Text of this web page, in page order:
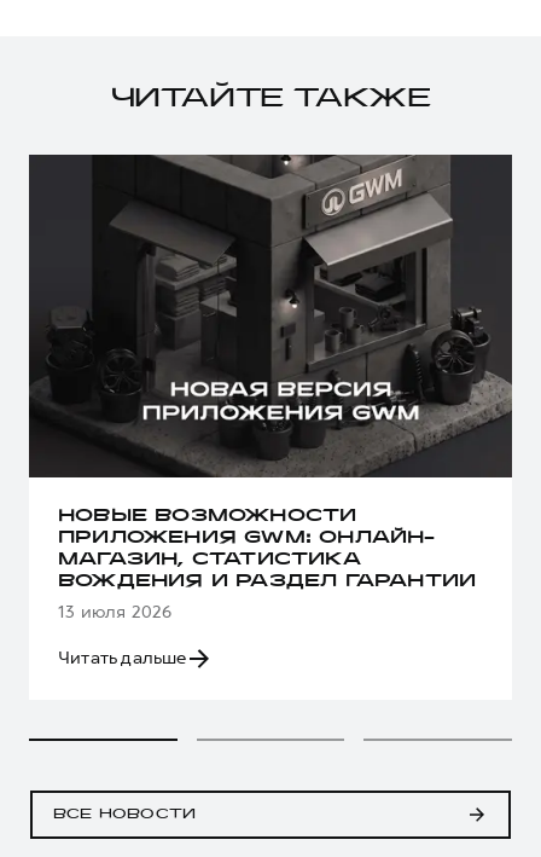
ЧИТАЙТЕ ТАКЖЕ
НОВЫЕ ВОЗМОЖНОСТИ
ПРИЛОЖЕНИЯ GWM: ОНЛАЙН-
МАГАЗИН, СТАТИСТИКА
ВОЖДЕНИЯ И РАЗДЕЛ ГАРАНТИИ
13 июля 2026
Читать дальше
ВСЕ НОВОСТИ